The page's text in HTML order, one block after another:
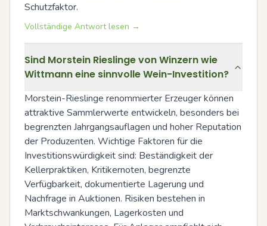
Schutzfaktor.
Vollständige Antwort lesen →
Sind Morstein Rieslinge von Winzern wie
Wittmann eine sinnvolle Wein-Investition?
Morstein-Rieslinge renommierter Erzeuger können
attraktive Sammlerwerte entwickeln, besonders bei
begrenzten Jahrgangsauflagen und hoher Reputation
der Produzenten. Wichtige Faktoren für die
Investitionswürdigkeit sind: Beständigkeit der
Kellerpraktiken, Kritikernoten, begrenzte
Verfügbarkeit, dokumentierte Lagerung und
Nachfrage in Auktionen. Risiken bestehen in
Marktschwankungen, Lagerkosten und